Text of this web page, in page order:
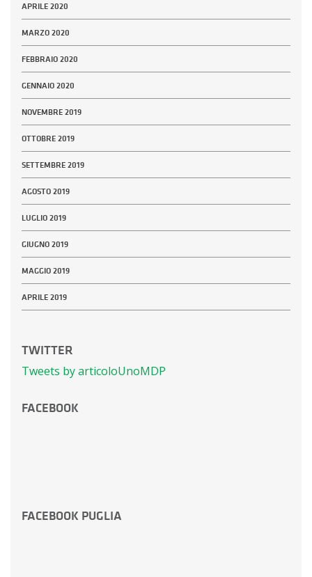
APRILE 2020
MARZO 2020
FEBBRAIO 2020
GENNAIO 2020
NOVEMBRE 2019
OTTOBRE 2019
SETTEMBRE 2019
AGOSTO 2019
LUGLIO 2019
GIUGNO 2019
MAGGIO 2019
APRILE 2019
TWITTER
Tweets by articoloUnoMDP
FACEBOOK
FACEBOOK PUGLIA